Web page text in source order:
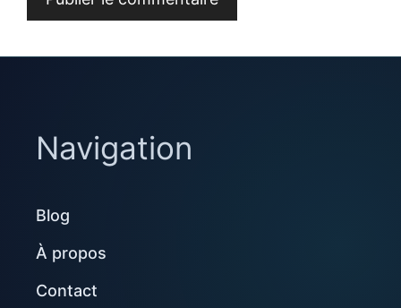
Navigation
Blog
À propos
Contact